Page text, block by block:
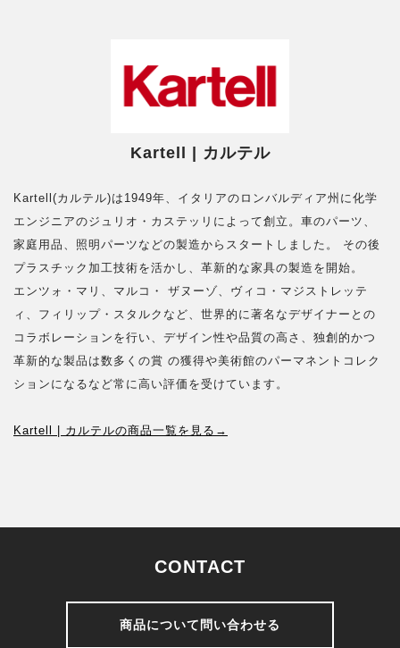
Kartell | カルテル
Kartell(カルテル)は1949年、イタリアのロンバルディア州に化学
エンジニアのジュリオ・カステッリによって創立。車のパーツ、
家庭用品、照明パーツなどの製造からスタートしました。 その後
プラスチック加工技術を活かし、革新的な家具の製造を開始。
エンツォ・マリ、マルコ・ ザヌーゾ、ヴィコ・マジストレッテ
ィ、フィリップ・スタルクなど、世界的に著名なデザイナーとの
コラボレーションを行い、デザイン性や品質の高さ、独創的かつ
革新的な製品は数多くの賞 の獲得や美術館のパーマネントコレク
ションになるなど常に高い評価を受けています。
Kartell | カルテルの商品一覧を見る→
CONTACT
商品について問い合わせる